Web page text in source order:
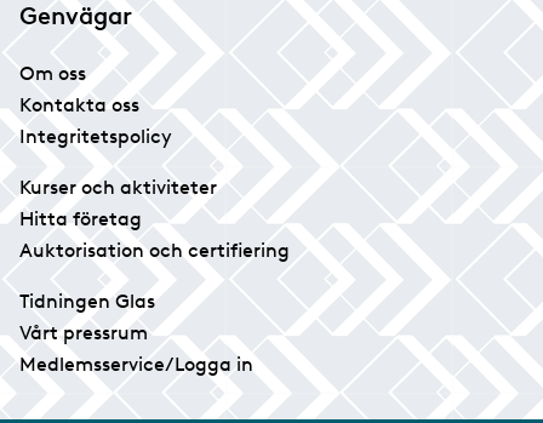
Genvägar
Om oss
Kontakta oss
Integritetspolicy
Kurser och aktiviteter
Hitta företag
Auktorisation och certifiering
Tidningen Glas
Vårt pressrum
Medlemsservice/Logga in